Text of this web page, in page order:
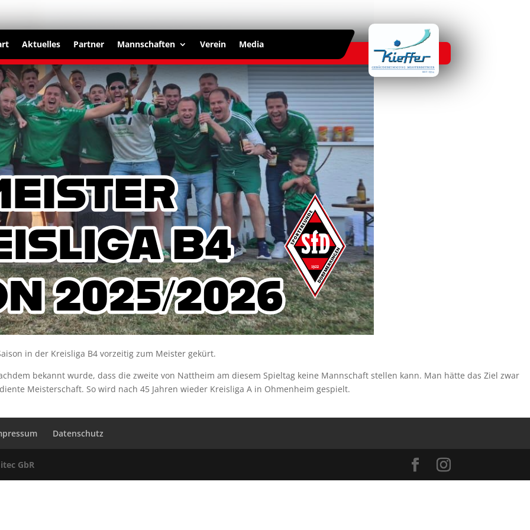
Aktuelles Partner Mannschaften Verein Media
in der Kreisliga B4 vorzeitig zum Meister gekürt.
bekannt wurde, dass die zweite von Nattheim am diesem Spieltag keine Mannschaft stellen kann. Man hätte das Ziel zwar
Meisterschaft. So wird nach 45 Jahren wieder Kreisliga A in Ohmenheim gespielt.
Datenschutz
GbR